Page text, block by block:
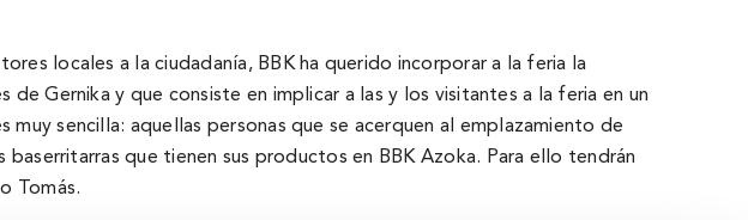
locales a la ciudadanía, BBK ha querido incorporar a la feria la
Gernika y que consiste en implicar a las y los visitantes a la feria en un
sencilla: aquellas personas que se acerquen al emplazamiento de
que tienen sus productos en BBK Azoka. Para ello tendrán
Tomás.